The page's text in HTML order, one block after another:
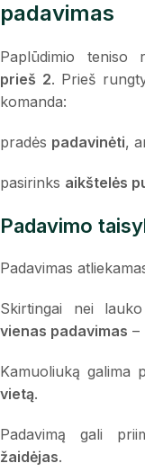
padavimas
Paplūdimio teniso
prieš 2. Prieš
komanda:
pradės padavinėti,
pasirinks aikštelės
Padavimo
Padavimas
Skirtingai nei
vienas padavimas –
Kamuoliuką galima
vietą.
Padavimą gali
žaidėjas.